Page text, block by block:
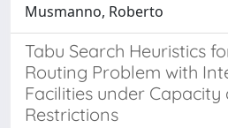
Musmanno, Roberto
Tabu Search Heuristics
Routing Problem with
Facilities under
Restrictions